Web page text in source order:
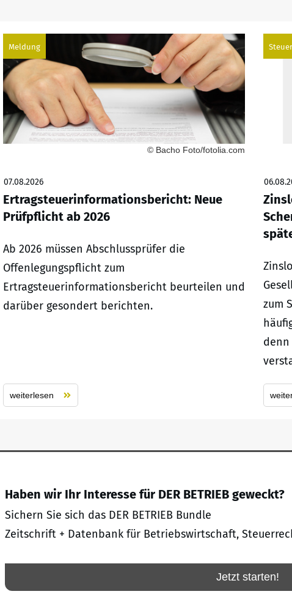
Meldung
© Bacho Foto/fotolia.com
07.08.2026
Ertragsteuerinformationsbericht: Neue
Prüfpflicht ab 2026
Ab 2026 müssen Abschlussprüfer die
Offenlegungspflicht zum
Ertragsteuerinformationsbericht beurteilen und
darüber gesondert berichten.
weiterlesen
zum
denn
Haben wir Ihr Interesse für DER BETRIEB geweckt?
Sichern Sie sich das DER BETRIEB Bundle
Zeitschrift + Datenbank für Betriebswirtschaft,
Jetzt starten!